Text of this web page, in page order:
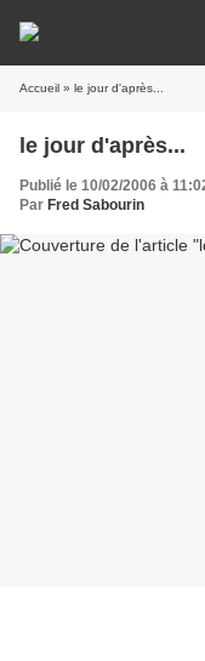
Accueil » le jour d'après...
le jour d'après...
Publié le 10/02/2006 à
Par Fred Sabourin
et